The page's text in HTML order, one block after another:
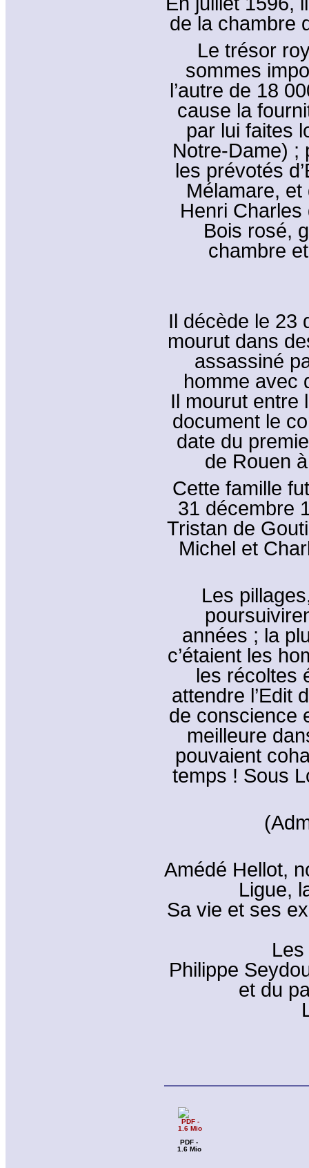
de la chambre
Le trésor
sommes
l’autre de 18
cause la
par lui faites
Notre-Dame) ;
les prévotés
Mélamare,
Henri
Bois rosé,
chambre
Il décède le 23
mourut dans
assassiné
homme avec
Il mourut entre
document le
date du
de Rouen
Cette famille
31 décembre
Tristan de
Michel et
Les
années ; la
c’étaient les
les récoltes
attendre l’Edit
de conscience
meilleure
pouvaient
temps ! Sous
Amédé Hellot,
Ligue,
Sa vie et ses
Philippe
et du
PDF -
1.6 Mio